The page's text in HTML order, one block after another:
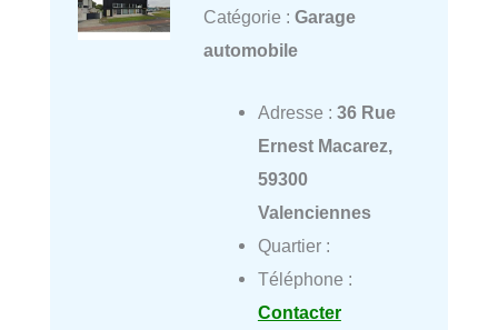
Catégorie : Garage
automobile
Adresse : 36 Rue
Ernest Macarez,
59300
Valenciennes
Quartier :
Téléphone :
Contacter